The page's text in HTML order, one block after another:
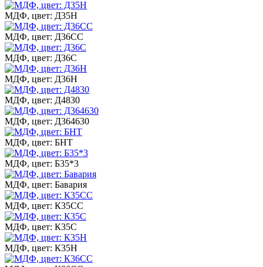
МДФ, цвет: Д35Н
МДФ, цвет: Д36СС
МДФ, цвет: Д36С
МДФ, цвет: Д36Н
МДФ, цвет: Д4830
МДФ, цвет: Д364630
МДФ, цвет: БНТ
МДФ, цвет: Б35*3
МДФ, цвет: Бавария
МДФ, цвет: К35СС
МДФ, цвет: К35С
МДФ, цвет: К35Н